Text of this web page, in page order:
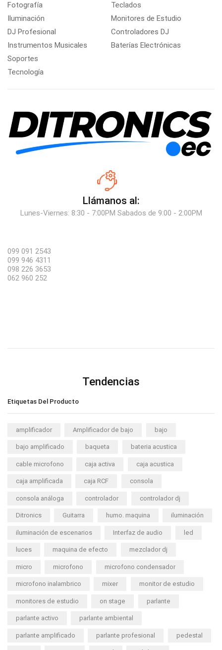
Fotografía
Iluminación
DJ Profesional
Instrumentos Musicales
Soportes
Tecnología
Teclados
Monitores de Estudio
Controladores DJ
Baterías Electrónicas
Llámanos al:
Lunes-Viernes: 8:30 - 7:00PM Sabados de 9:00 - 2:00PM
099 091 2543
099 946 4311
098 226 3653
062 960 252
Tendencias
Etiquetas Del Producto
amplificador Amplificador de bajo bajo
bajo amplificado baqueta bateria acustica
cable microfono caja activa caja acustica
caja amplificada caja RCF consola
consola análoga controlador controlador dj
Ditronics Guitarra humo. maquina iluminación
iluminación de escenarios Interfaz de audio led
luces maquina de efecto mezclador dj
micro microfono microfono condensador
microfono inalambrico mixer monitor de estudio
monitores de estudio on stage parlante
parlante activo parlante ambiental
parlante amplificado parlante profesional pedestal